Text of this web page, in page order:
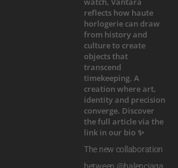
The new collaboration